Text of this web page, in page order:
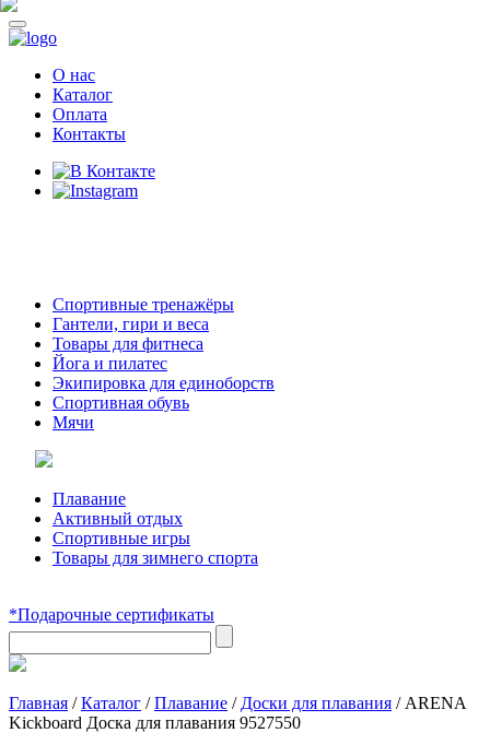
О нас
Каталог
Оплата
Контакты
Спортивные тренажёры
Гантели, гири и веса
Товары для фитнеса
Йога и пилатес
Экипировка для единоборств
Спортивная обувь
Мячи
Плавание
Активный отдых
Спортивные игры
Товары для зимнего спорта
*Подарочные сертификаты
Главная /Каталог /Плавание / Доски для плавания / ARENA
Kickboard Доска для плавания 9527550